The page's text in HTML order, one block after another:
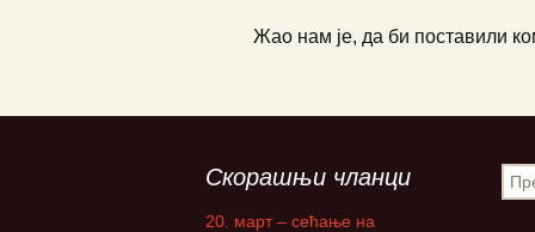
Жао нам је, да би поставили
Скорашњи чланци
20. март – сећање на
П
р